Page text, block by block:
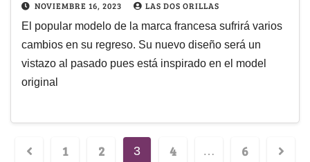
NOVIEMBRE 16, 2023 LAS DOS ORILLAS
El popular modelo de la marca francesa sufrirá varios
cambios en su regreso. Su nuevo diseño será un
vistazo al pasado pues está inspirado en el model
original
1 2 3 4 … 6